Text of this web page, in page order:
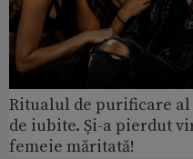
Ritualul de purificare al
de iubite. Și-a pierdut
femeie măritată!